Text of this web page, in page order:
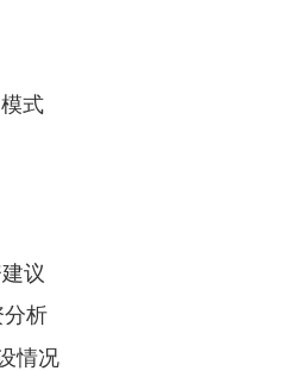
式
议
析
情况